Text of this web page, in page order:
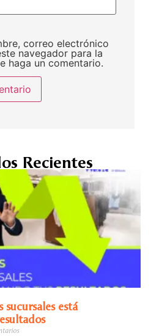
correo electrónico
navegador para la
haga un comentario.
Recientes
sucursales está